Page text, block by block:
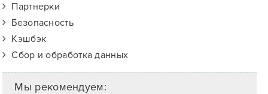
Партнерки
Безопасность
Кэшбэк
Сбор и обработка данных
Мы рекомендуем: